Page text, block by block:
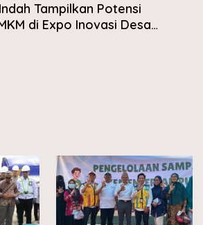
Tampilkan Potensi
di Expo Inovasi Desa